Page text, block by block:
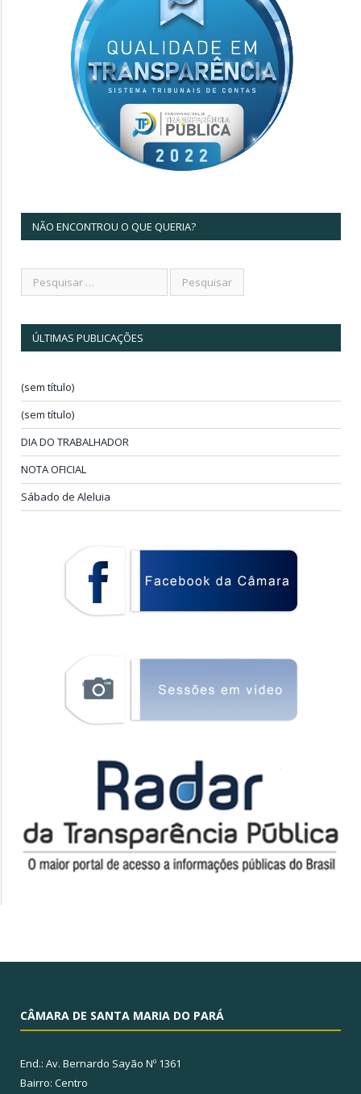
NÃO ENCONTROU O QUE QUERIA?
ÚLTIMAS PUBLICAÇÕES
(sem título)
(sem título)
DIA DO TRABALHADOR
NOTA OFICIAL
Sábado de Aleluia
CÂMARA DE SANTA MARIA DO PARÁ
End.: Av. Bernardo Sayão Nº 1361
Bairro: Centro